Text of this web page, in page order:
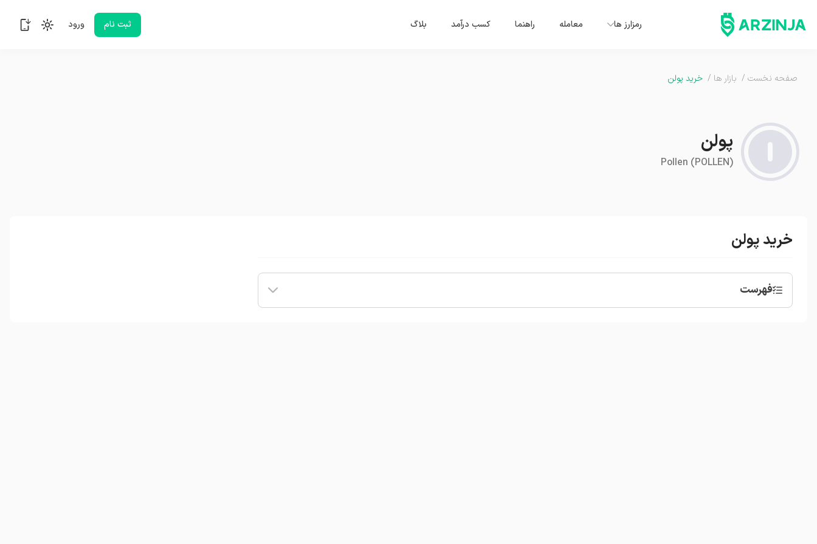
رمزارز ها معامله راهنما کسب درآمد بلاگ ثبت نام ورود
صفحه نخست / بازار ها / خرید پولن
پولن
Pollen (POLLEN)
خرید پولن
فهرست